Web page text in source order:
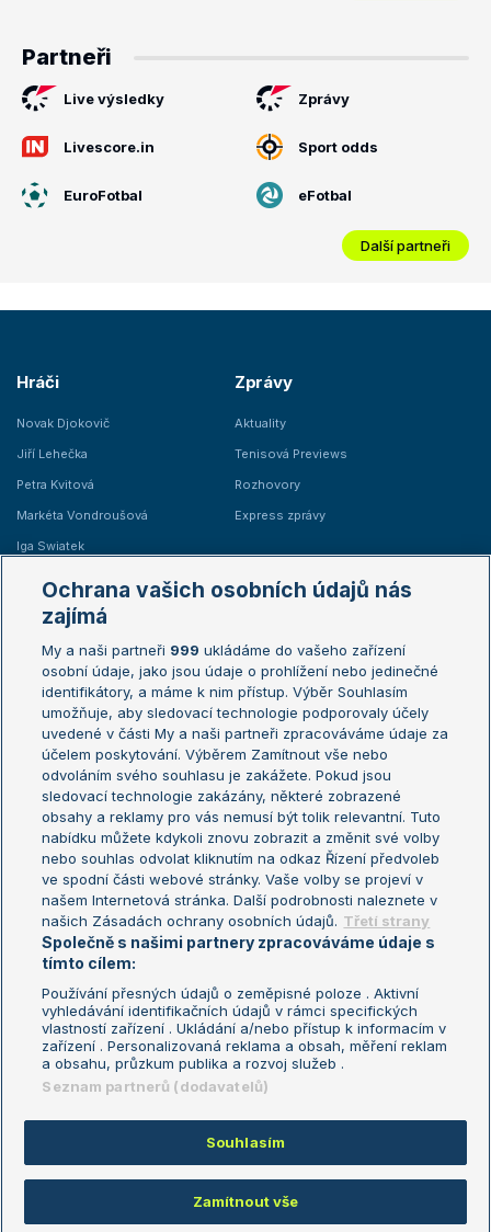
Partneři
Live výsledky Zprávy
Livescore.in Sport odds
EuroFotbal eFotbal
Další partneři
Hráči
Novak Djokovič
Jiří Lehečka
Petra Kvitová
Markéta Vondroušová
Iga Swiatek
Zprávy
Aktuality
Tenisová Previews
Rozhovory
Express zprávy
Žebříčky
Žebříček ATP (muži)
Žebříček WTA (ženy)
Sázkařský žebříček
Australian Open
French Open
Wimbledon
US Open
Turnaj mistrů
Turnaj mistryň
Aktualní trendy
Fotbalové přestupy
Livesport Daily
LS Prague Open
Podmínky užití
Nastavení soukromí
GDPR a žurnalistika
Reklama
Kontakt
Informace o zpracování osobních
údajů
Copyright © 2008-2026 TenisPortal.cz. Využíváme zpravodajství ČTK.
Ochrana vašich osobních údajů nás
zajímá
My a naši partneři 999 ukládáme do vašeho zařízení
osobní údaje, jako jsou údaje o prohlížení nebo jedinečné
identifikátory, a máme k nim přístup. Výběr Souhlasím
umožňuje, aby sledovací technologie podporovaly účely
uvedené v části My a naši partneři zpracováváme údaje za
účelem poskytování. Výběrem Zamítnout vše nebo
odvoláním svého souhlasu je zakážete. Pokud jsou
sledovací technologie zakázány, některé zobrazené
obsahy a reklamy pro vás nemusí být tolik relevantní. Tuto
nabídku můžete kdykoli znovu zobrazit a změnit své volby
nebo souhlas odvolat kliknutím na odkaz Řízení předvoleb
ve spodní části webové stránky. Vaše volby se projeví v
našem Internetová stránka. Další podrobnosti naleznete v
našich Zásadách ochrany osobních údajů. Třetí strany
Společně s našimi partnery zpracováváme údaje s
tímto cílem:
Používání přesných údajů o zeměpisné poloze . Aktivní
vyhledávání identifikačních údajů v rámci specifických
vlastností zařízení . Ukládání a/nebo přístup k informacím v
zařízení . Personalizovaná reklama a obsah, měření reklam
a obsahu, průzkum publika a rozvoj služeb .
Seznam partnerů (dodavatelů)
Souhlasím
Zamítnout vše